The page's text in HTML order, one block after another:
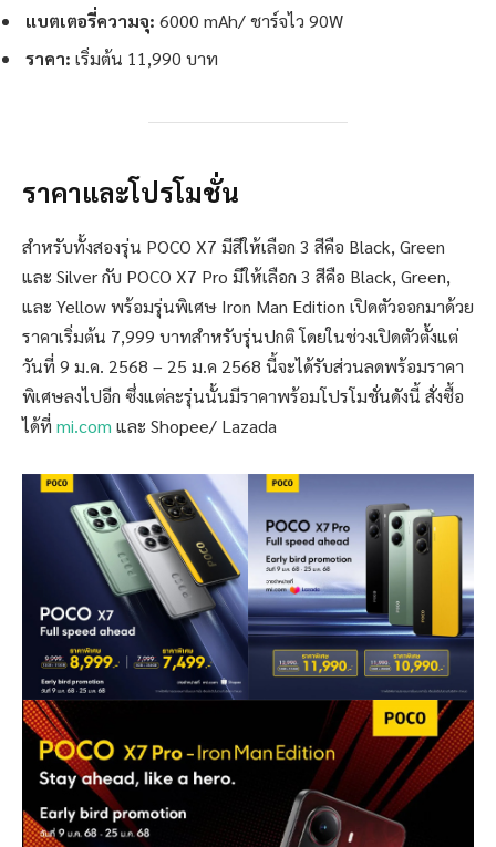
แบตเตอรี่ความจุ: 6000 mAh/ ชาร์จไว 90W
ราคา: เริ่มต้น 11,990 บาท
ราคาและโปรโมชั่น
สำหรับทั้งสองรุ่น POCO X7 มีสีให้เลือก 3 สีคือ Black, Green
และ Silver กับ POCO X7 Pro มีให้เลือก 3 สีคือ Black, Green,
และ Yellow พร้อมรุ่นพิเศษ Iron Man Edition เปิดตัวออกมาด้วย
ราคาเริ่มต้น 7,999 บาทสำหรับรุ่นปกติ โดยในช่วงเปิดตัวตั้งแต่
วันที่ 9 ม.ค. 2568 – 25 ม.ค 2568 นี้จะได้รับส่วนลดพร้อมราคา
พิเศษลงไปอีก ซึ่งแต่ละรุ่นนั้นมีราคาพร้อมโปรโมชั่นดังนี้ สั่งซื้อ
ได้ที่ mi.com และ Shopee/ Lazada